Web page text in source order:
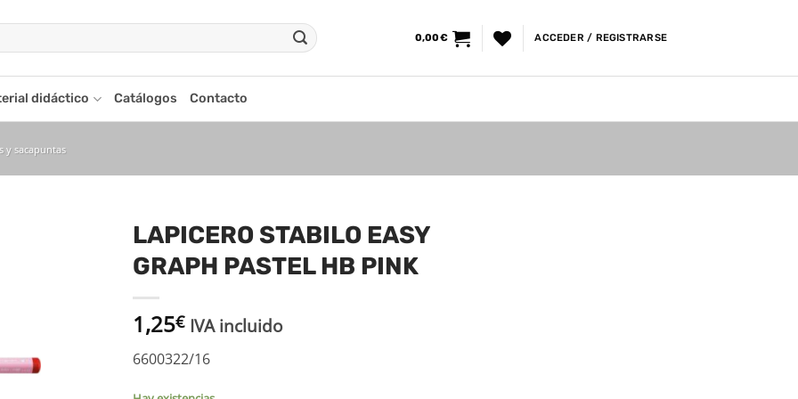
0,00€ ACCEDER / REGISTRARSE
didáctico Catálogos Contacto
y sacapuntas
LAPICERO STABILO EASY
GRAPH PASTEL HB PINK
1,25€ IVA incluido
6600322/16